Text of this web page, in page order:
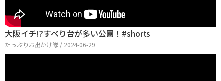
大阪イチ!?すべり台が多い公園！#shorts
たっぷりお出かけ隊 / 2024-06-29